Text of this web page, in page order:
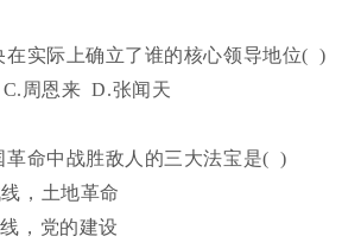
在实际上确立了谁的核心领导地位( )
C.周恩来D.张闻天
革命中战胜敌人的三大法宝是( )
，土地革命
，党的建设